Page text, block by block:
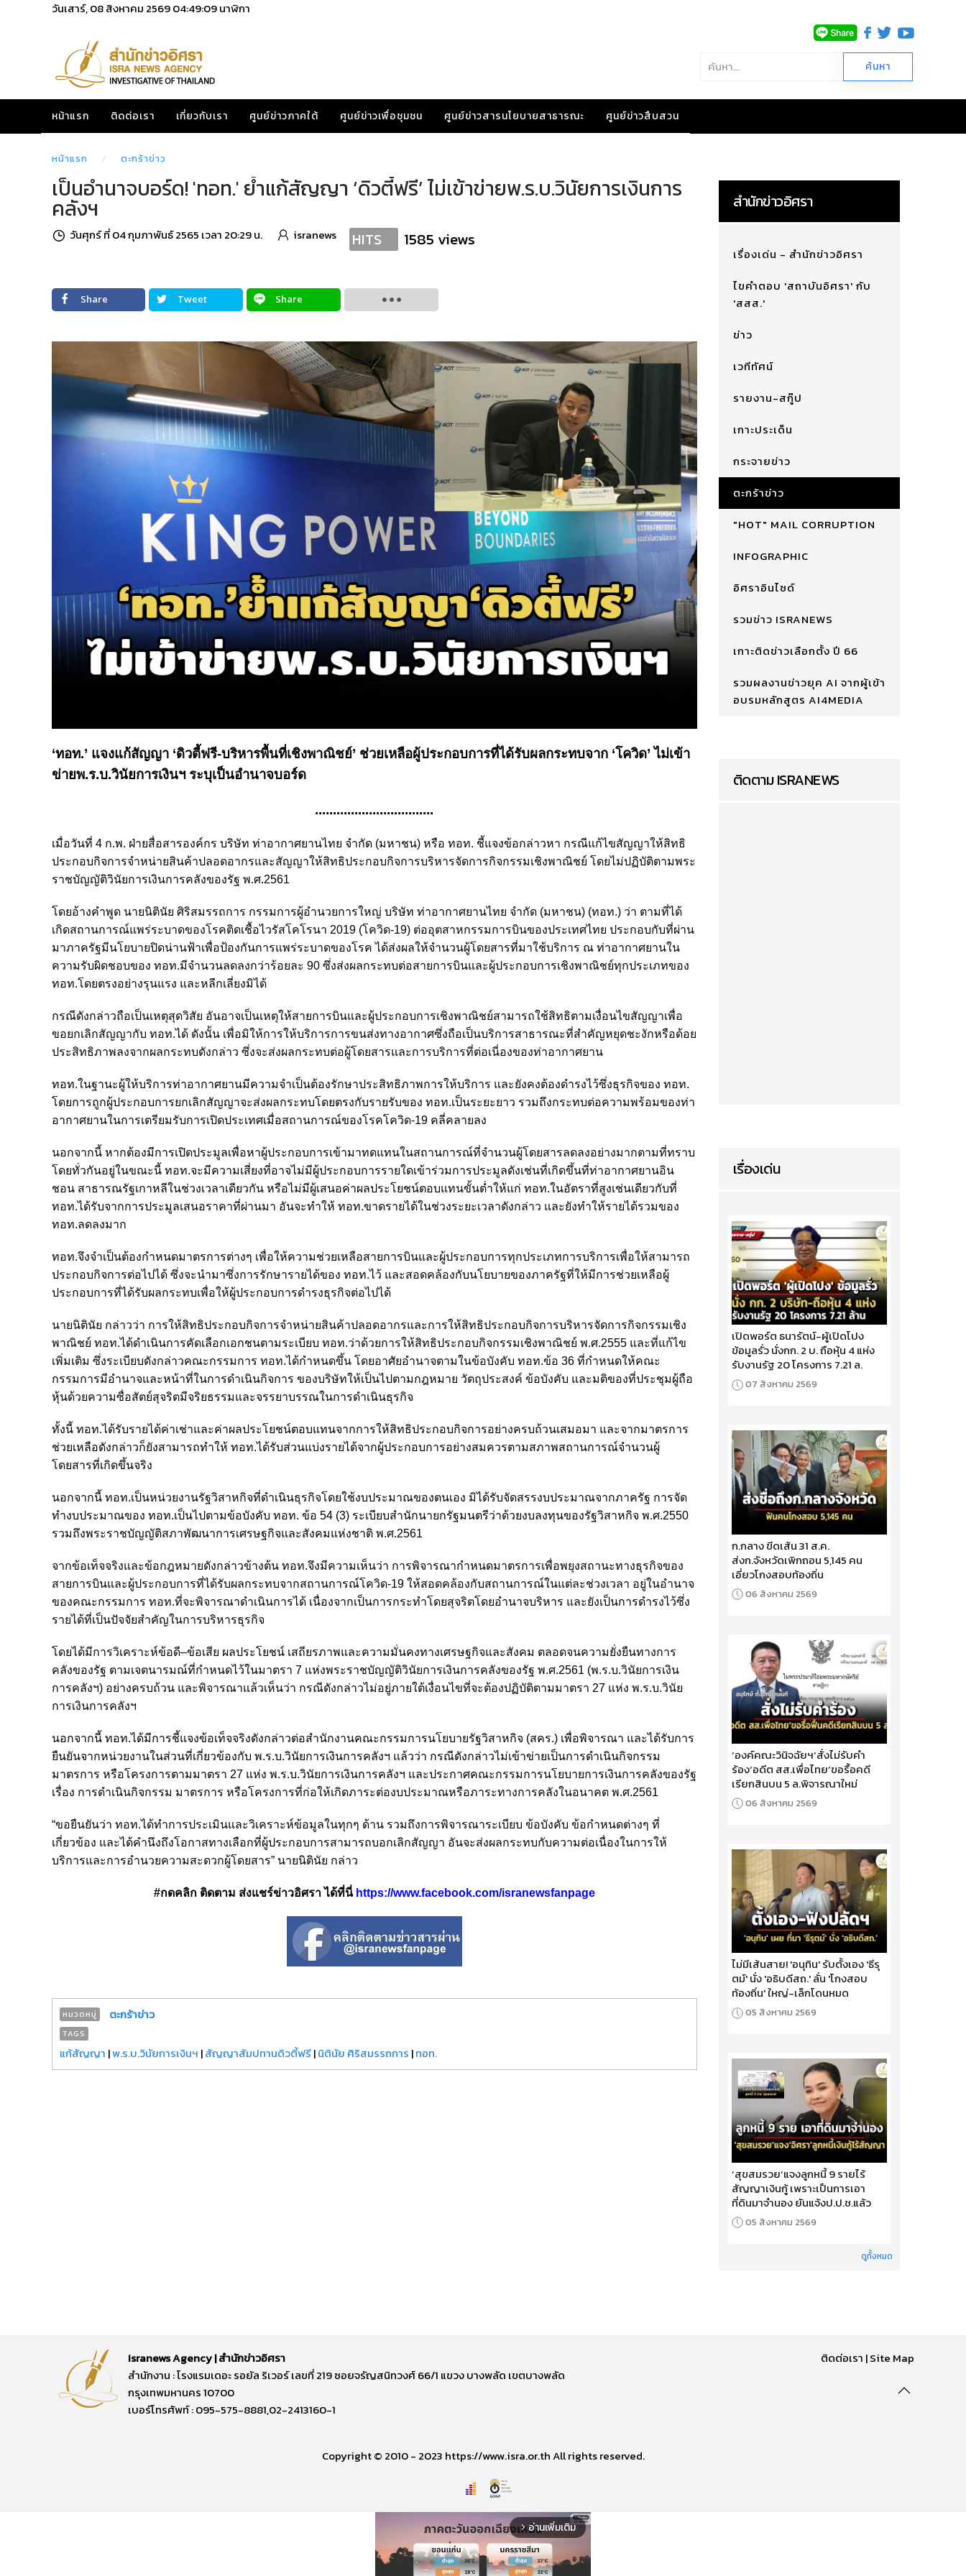
วันเสาร์, 08 สิงหาคม 256904:49:10นาฬิกา
หน้าแรก ติดต่อเรา เกี่ยวกับเรา ศูนย์ข่าวภาคใต้ ศูนย์ข่าวเพื่อชุมชน ศูนย์ข่าวสารนโยบายสาธารณะ ศูนย์ข่าวสืบสวน
หน้าแรก ตะกร้าข่าว
เป็นอำนาจบอร์ด! 'ทอท.' ย้ำแก้สัญญา ‘ดิวตี้ฟรี’ ไม่เข้าข่ายพ.ร.บ.วินัยการเงินการ
คลังฯ
วันศุกร์ ที่ 04 กุมภาพันธ์ 2565 เวลา 20:29 น. isranews HITS 1585 views
Share Tweet Share
‘ทอท.’ แจงแก้สัญญา ‘ดิวตี้ฟรี-บริหารพื้นที่เชิงพาณิชย์’ ช่วยเหลือผู้ประกอบการที่ได้รับผลกระทบจาก ‘โควิด’ ไม่เข้า
ข่ายพ.ร.บ.วินัยการเงินฯ ระบุเป็นอำนาจบอร์ด
.................................
เมื่อวันที่ 4 ก.พ. ฝ่ายสื่อสารองค์กร บริษัท ท่าอากาศยานไทย จำกัด (มหาชน) หรือ ทอท. ชี้แจงข้อกล่าวหา กรณีแก้ไขสัญญาให้สิทธิ
ประกอบกิจการจำหน่ายสินค้าปลอดอากรและสัญญาให้สิทธิประกอบกิจการบริหารจัดการกิจกรรมเชิงพาณิชย์ โดยไม่ปฏิบัติตามพระ
ราชบัญญัติวินัยการเงินการคลังของรัฐ พ.ศ.2561
โดยอ้างคำพูด นายนิตินัย ศิริสมรรถการ กรรมการผู้อำนวยการใหญ่ บริษัท ท่าอากาศยานไทย จำกัด (มหาชน) (ทอท.) ว่า ตามที่ได้
เกิดสถานการณ์แพร่ระบาดของโรคติดเชื้อไวรัสโคโรนา 2019 (โควิด-19) ต่ออุตสาหกรรมการบินของประเทศไทย ประกอบกับที่ผ่าน
มาภาครัฐมีนโยบายปิดน่านฟ้าเพื่อป้องกันการแพร่ระบาดของโรค ได้ส่งผลให้จำนวนผู้โดยสารที่มาใช้บริการ ณ ท่าอากาศยานใน
ความรับผิดชอบของ ทอท.มีจำนวนลดลงกว่าร้อยละ 90 ซึ่งส่งผลกระทบต่อสายการบินและผู้ประกอบการเชิงพาณิชย์ทุกประเภทของ
ทอท.โดยตรงอย่างรุนแรง และหลีกเลี่ยงมิได้
กรณีดังกล่าวถือเป็นเหตุสุดวิสัย อันอาจเป็นเหตุให้สายการบินและผู้ประกอบการเชิงพาณิชย์สามารถใช้สิทธิตามเงื่อนไขสัญญาเพื่อ
ขอยกเลิกสัญญากับ ทอท.ได้ ดังนั้น เพื่อมิให้การให้บริการการขนส่งทางอากาศซึ่งถือเป็นบริการสาธารณะที่สำคัญหยุดชะงักหรือด้อย
ประสิทธิภาพลงจากผลกระทบดังกล่าว ซึ่งจะส่งผลกระทบต่อผู้โดยสารและการบริการที่ต่อเนี่องของท่าอากาศยาน
ทอท.ในฐานะผู้ให้บริการท่าอากาศยานมีความจำเป็นต้องรักษาประสิทธิภาพการให้บริการ และยังคงต้องดำรงไว้ซึ่งธุรกิจของ ทอท.
โดยการถูกผู้ประกอบการยกเลิกสัญญาจะส่งผลกระทบโดยตรงกับรายรับของ ทอท.เป็นระยะยาว รวมถึงกระทบต่อความพร้อมของท่า
อากาศยานในการเตรียมรับการเปิดประเทศเมื่อสถานการณ์ของโรคโควิด-19 คลี่คลายลง
นอกจากนี้ หากต้องมีการเปิดประมูลเพื่อหาผู้ประกอบการเข้ามาทดแทนในสถานการณ์ที่จำนวนผู้โดยสารลดลงอย่างมากตามที่ทราบ
โดยทั่วกันอยู่ในขณะนี้ ทอท.จะมีความเสี่ยงที่อาจไม่มีผู้ประกอบการรายใดเข้าร่วมการประมูลดังเช่นที่เกิดขึ้นที่ท่าอากาศยานอิน
ชอน สาธารณรัฐเกาหลีในช่วงเวลาเดียวกัน หรือไม่มีผู้เสนอค่าผลประโยชน์ตอบแทนขั้นต่ำให้แก่ ทอท.ในอัตราที่สูงเช่นเดียวกับที่
ทอท.ได้รับจากการประมูลเสนอราคาที่ผ่านมา อันจะทำให้ ทอท.ขาดรายได้ในช่วงระยะเวลาดังกล่าว และยังทำให้รายได้รวมของ
ทอท.ลดลงมาก
ทอท.จึงจำเป็นต้องกำหนดมาตรการต่างๆ เพื่อให้ความช่วยเหลือสายการบินและผู้ประกอบการทุกประเภทการบริการเพื่อให้สามารถ
ประกอบกิจการต่อไปได้ ซึ่งจะนำมาซึ่งการรักษารายได้ของ ทอท.ไว้ และสอดคล้องกับนโยบายของภาครัฐที่ให้มีการช่วยเหลือผู้
ประกอบการที่ได้รับผลกระทบเพื่อให้ผู้ประกอบการดำรงธุรกิจต่อไปได้
นายนิตินัย กล่าวว่า การให้สิทธิประกอบกิจการจำหน่ายสินค้าปลอดอากรและการให้สิทธิประกอบกิจการบริหารจัดการกิจกรรมเชิง
พาณิชย์ ทอท.ได้ดำเนินการคัดเลือกเอกชนตามระเบียบ ทอท.ว่าด้วยการให้สิทธิประกอบกิจกรรมเชิงพาณิชย์ พ.ศ.2555 และที่แก้ไข
เพิ่มเติม ซึ่งระเบียบดังกล่าวคณะกรรมการ ทอท.ได้กำหนดขึ้น โดยอาศัยอำนาจตามในข้อบังคับ ทอท.ข้อ 36 ที่กำหนดให้คณะ
กรรมการมีอำนาจและหน้าที่ในการดำเนินกิจการ ของบริษัทให้เป็นไปตามกฎหมาย วัตถุประสงค์ ข้อบังคับ และมติของที่ประชุมผู้ถือ
หุ้นด้วยความซื่อสัตย์สุจริตมีจริยธรรมและจรรยาบรรณในการดำเนินธุรกิจ
ทั้งนี้ ทอท.ได้รับรายได้ค่าเช่าและค่าผลประโยชน์ตอบแทนจากการให้สิทธิประกอบกิจการอย่างครบถ้วนเสมอมา และจากมาตรการ
ช่วยเหลือดังกล่าวก็ยังสามารถทำให้ ทอท.ได้รับส่วนแบ่งรายได้จากผู้ประกอบการอย่างสมควรตามสภาพสถานการณ์จำนวนผู้
โดยสารที่เกิดขึ้นจริง
นอกจากนี้ ทอท.เป็นหน่วยงานรัฐวิสาหกิจที่ดำเนินธุรกิจโดยใช้งบประมาณของตนเอง มิได้รับจัดสรรงบประมาณจากภาครัฐ การจัด
ทำงบประมาณของ ทอท.เป็นไปตามข้อบังคับ ทอท. ข้อ 54 (3) ระเบียบสำนักนายกรัฐมนตรีว่าด้วยงบลงทุนของรัฐวิสาหกิจ พ.ศ.2550
รวมถึงพระราชบัญญัติสภาพัฒนาการเศรษฐกิจและสังคมแห่งชาติ พ.ศ.2561
จากข้อเท็จจริงและข้อกฎหมายดังกล่าวข้างต้น ทอท.จึงมีความเห็นว่า การพิจารณากำหนดมาตรการเพื่อพยุงสถานะทางธุรกิจของ
สายการบินและผู้ประกอบการที่ได้รับผลกระทบจากสถานการณ์โควิด-19 ให้สอดคล้องกับสถานการณ์ในแต่ละช่วงเวลา อยู่ในอำนาจ
ของคณะกรรมการ ทอท.ที่จะพิจารณาดำเนินการได้ เนื่องจากเป็นการกระทำโดยสุจริตโดยอำนาจบริหาร และยังเป็นการดำรงไว้ซึ่ง
รายได้ที่เป็นปัจจัยสำคัญในการบริหารธุรกิจ
โดยได้มีการวิเคราะห์ข้อดี–ข้อเสีย ผลประโยชน์ เสถียรภาพและความมั่นคงทางเศรษฐกิจและสังคม ตลอดจนความยั่งยืนทางการ
คลังของรัฐ ตามเจตนารมณ์ที่กำหนดไว้ในมาตรา 7 แห่งพระราชบัญญัติวินัยการเงินการคลังของรัฐ พ.ศ.2561 (พ.ร.บ.วินัยการเงิน
การคลังฯ) อย่างครบถ้วน และพิจารณาแล้วเห็นว่า กรณีดังกล่าวไม่อยู่ภายใต้เงื่อนไขที่จะต้องปฏิบัติตามมาตรา 27 แห่ง พ.ร.บ.วินัย
การเงินการคลังฯ
นอกจากนี้ ทอท.ได้มีการชี้แจงข้อเท็จจริงดังกล่าวต่อสำนักงานคณะกรรมการนโยบายรัฐวิสาหกิจ (สคร.) เพื่อพิจารณา และได้รับการ
ยืนยันจากหน่วยงานในส่วนที่เกี่ยวข้องกับ พ.ร.บ.วินัยการเงินการคลังฯ แล้วว่า กรณีดังกล่าวไม่เข้าข่ายเป็นการดำเนินกิจกรรม
มาตรการ หรือโครงการตามมาตรา 27 แห่ง พ.ร.บ.วินัยการเงินการคลังฯ และประกาศคณะกรรมการนโยบายการเงินการคลังของรัฐ
เรื่อง การดำเนินกิจกรรม มาตรการ หรือโครงการที่ก่อให้เกิดภาระต่องบประมาณหรือภาระทางการคลังในอนาคต พ.ศ.2561
“ขอยืนยันว่า ทอท.ได้ทำการประเมินและวิเคราะห์ข้อมูลในทุกๆ ด้าน รวมถึงการพิจารณาระเบียบ ข้อบังคับ ข้อกำหนดต่างๆ ที่
เกี่ยวข้อง และได้คำนึงถึงโอกาสทางเลือกที่ผู้ประกอบการสามารถบอกเลิกสัญญา อันจะส่งผลกระทบกับความต่อเนื่องในการให้
บริการและการอำนวยความสะดวกผู้โดยสาร” นายนิตินัย กล่าว
#กดคลิก ติดตาม ส่งแชร์ข่าวอิศรา ได้ที่นี่ https://www.facebook.com/isranewsfanpage
หมวดหมู่ ตะกร้าข่าว
TAGS
แก้สัญญา |พ.ร.บ.วินัยการเงินฯ |สัญญาสัมปทานดิวตี้ฟรี|นิตินัย ศิริสมรรถการ |ทอท.
สำนักข่าวอิศรา
เรื่องเด่น - สำนักข่าวอิศรา
ไขคำตอบ 'สถาบันอิศรา' กับ
'สสส.'
ข่าว
เวทีทัศน์
รายงาน-สกู๊ป
เกาะประเด็น
กระจายข่าว
ตะกร้าข่าว
"HOT" MAIL CORRUPTION
INFOGRAPHIC
อิศราอินไซด์
รวมข่าว ISRANEWS
เกาะติดข่าวเลือกตั้ง ปี 66
รวมผลงานข่าวยุค AI จากผู้เข้า
อบรมหลักสูตร AI4MEDIA
ติดตาม ISRANEWS
เรื่องเด่น
เปิดพอร์ต ธนารัตน์-ผู้เปิดโปง
ข้อมูลรั่ว นั่งกก. 2 บ. ถือหุ้น 4 แห่ง
รับงานรัฐ 20 โครงการ 7.21 ล.
07 สิงหาคม 2569
ก.กลาง ขีดเส้น 31 ส.ค.
ส่งก.จังหวัดเพิกถอน 5,145 คน
เอี่ยวโกงสอบท้องถิ่น
06 สิงหาคม 2569
‘องค์คณะวินิจฉัยฯ’สั่งไม่รับคำ
ร้อง‘อดีต สส.เพื่อไทย’ขอรื้อคดี
เรียกสินบน 5 ล.พิจารณาใหม่
06 สิงหาคม 2569
ไม่มีเส้นสาย! 'อนุทิน' รับตั้งเอง 'ธีรุ
ตม์' นั่ง 'อธิบดีสถ.' ลั่น 'โกงสอบ
ท้องถิ่น' ใหญ่-เล็กโดนหมด
05 สิงหาคม 2569
‘สุขสมรวย’แจงลูกหนี้ 9 รายไร้
สัญญาเงินกู้ เพราะเป็นการเอา
ที่ดินมาจำนอง ยันแจ้งป.ป.ช.แล้ว
05 สิงหาคม 2569
ดูทั้งหมด
Isranews Agency | สำนักข่าวอิศรา
สำนักงาน : โรงแรมเดอะ รอยัล ริเวอร์ เลขที่ 219 ซอยจรัญสนิทวงศ์ 66/1 แขวง บางพลัด เขตบางพลัด
กรุงเทพมหานคร 10700
เบอร์โทรศัพท์ : 095-575-8881,02-2413160-1
ติดต่อเรา |Site Map
Copyright © 2010 - 2023 https://www.isra.or.th All rights reserved.
arrow_forward_ios อ่านเพิ่มเติม